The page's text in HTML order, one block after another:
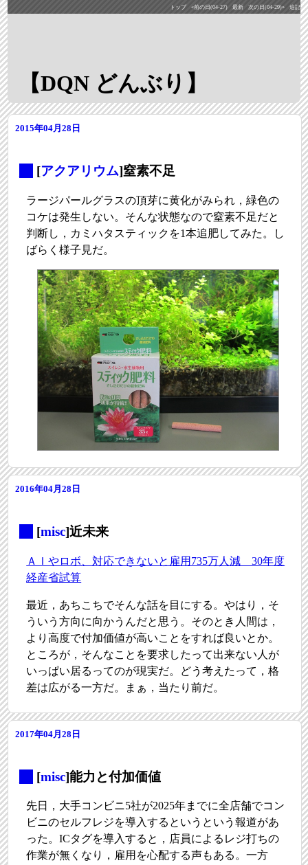
トップ «前の日(04-27) 最新 次の日(04-29)» 追記
【DQN どんぶり】
2015年04月28日
[アクアリウム]窒素不足
ラージパールグラスの頂芽に黄化がみられ，緑色の
コケは発生しない。そんな状態なので窒素不足だと
判断し，カミハタスティックを1本追肥してみた。し
ばらく様子見だ。
2016年04月28日
[misc]近未来
ＡＩやロボ、対応できないと雇用735万人減 30年度
経産省試算
最近，あちこちでそんな話を目にする。やはり，そ
ういう方向に向かうんだと思う。そのとき人間は，
より高度で付加価値が高いことをすれば良いとか。
ところが，そんなことを要求したって出来ない人が
いっぱい居るってのが現実だ。どう考えたって，格
差は広がる一方だ。まぁ，当たり前だ。
2017年04月28日
[misc]能力と付加価値
先日，大手コンビニ5社が2025年までに全店舗でコン
ビニのセルフレジを導入するというという報道があ
った。ICタグを導入すると，店員によるレジ打ちの
作業が無くなり，雇用を心配する声もある。一方